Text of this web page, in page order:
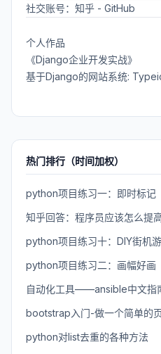
社交账号： 知乎 - GitHub
个人作品
《Django企业开发实战》
基于Django的网站系统:
热门排行（时间加权）
python项目练习一：即时标记
知乎回答：程序员应该怎么提
python项目练习十：DIY街机
python项目练习二：画幅好画
自动化工具——ansible中文指
bootstrap入门-做一个简单的
python对list去重的各种方法